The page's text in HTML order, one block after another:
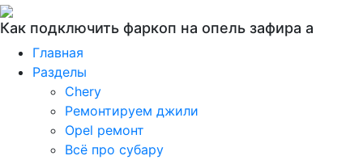
Как подключить фаркоп на опель зафира а
Главная
Разделы
Chery
Ремонтируем джили
Opel ремонт
Всё про субару